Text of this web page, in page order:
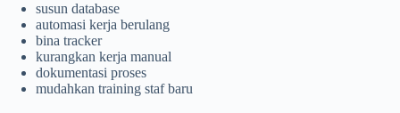
susun database
automasi kerja berulang
bina tracker
kurangkan kerja manual
dokumentasi proses
mudahkan training staf baru